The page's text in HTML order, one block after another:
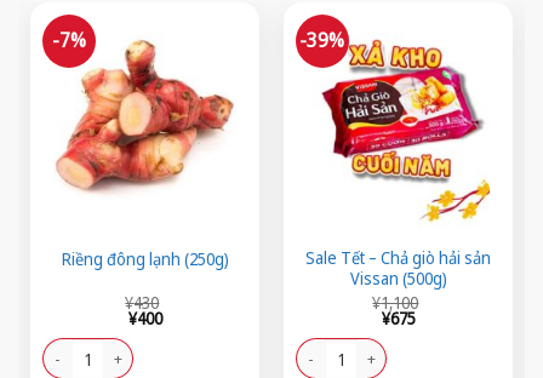
-7%
Riềng đông lạnh (250g)
¥430
¥430.
¥400
tại
là:
¥400.
Riềng đông lạnh (250g) số lượng
-39%
Sale Tết – Chả giò hải sản
Vissan (500g)
¥1,100
¥1,100.
¥675
tại
là:
¥675.
Sale Tết - Chả giò hải sản Vissan